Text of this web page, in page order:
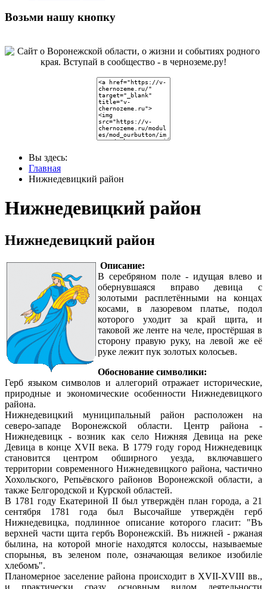
Возьми нашу кнопку
Вы здесь:
Главная
Нижнедевицкий район
Нижнедевицкий район
Нижнедевицкий район
Описание:
В серебряном поле - идущая влево и
обернувшаяся вправо девица с
золотыми расплетёнными на концах
косами, в лазоревом платье, подол
которого уходит за край щита, и
таковой же ленте на челе, простёршая в
сторону правую руку, на левой же её
руке лежит пук золотых колосьев.
Обоснование символики:
Герб языком символов и аллегорий отражает исторические,
природные и экономические особенности Нижнедевицкого
района.
Нижнедевицкий муниципальный район расположен на
северо-западе Воронежской области. Центр района -
Нижнедевицк - возник как село Нижняя Девица на реке
Девица в конце XVII века. В 1779 году город Нижнедевицк
становится центром обширного уезда, включавшего
территории современного Нижнедевицкого района, частично
Хохольского, Репьёвского районов Воронежской области, а
также Белгородской и Курской областей.
В 1781 году Екатериной II был утверждён план города, а 21
сентября 1781 года был Высочайше утверждён герб
Нижнедевицка, подлинное описание которого гласит: "Въ
верхней части щита гербъ Воронежскiй. Въ нижней - ржаная
былина, на которой многiе находятся колоссы, называемые
спорынья, въ зеленом поле, означающая великое изобилiе
хлебомъ".
Планомерное заселение района происходит в XVII-XVIII вв.,
и практически сразу основным видом деятельности